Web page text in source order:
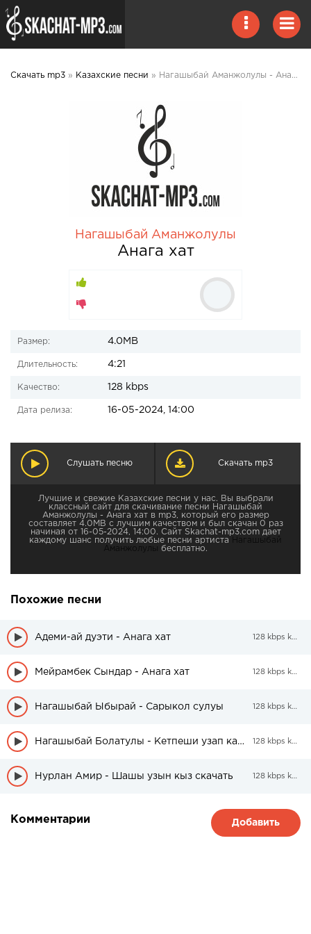
Скачать mp3 » Казахские песни » Нагашыбай Аманжолулы - Анага хат mp3 скачать
Нагашыбай Аманжолулы
Анага хат
Размер: 4.0MB
Длительность: 4:21
Качество: 128 kbps
Дата релиза: 16-05-2024, 14:00
Слушать песню Скачать mp3
Лучшие и свежие Казахские песни у нас. Вы выбрали
классный сайт для скачивание песни Нагашыбай
Аманжолулы - Анага хат в mp3, который его размер
составляет 4.0MB с лучшим качеством и был скачан 0 раз
начиная от 16-05-2024, 14:00. Сайт Skachat-mp3.com дает
каждому шанс получить любые песни артиста
Нагашыбай
Аманжолулы
бесплатно.
Похожие песни
Адеми-ай дуэти - Анага хат 128 kbps kbps
Мейрамбек Сындар - Анага хат 128 kbps kbps
Нагашыбай Ыбырай - Сарыкол сулуы 128 kbps kbps
Нагашыбай Болатулы - Кетпеши узап касымнан 128 kbps kbps
Нурлан Амир - Шашы узын кыз скачать 128 kbps kbps
Комментарии Добавить